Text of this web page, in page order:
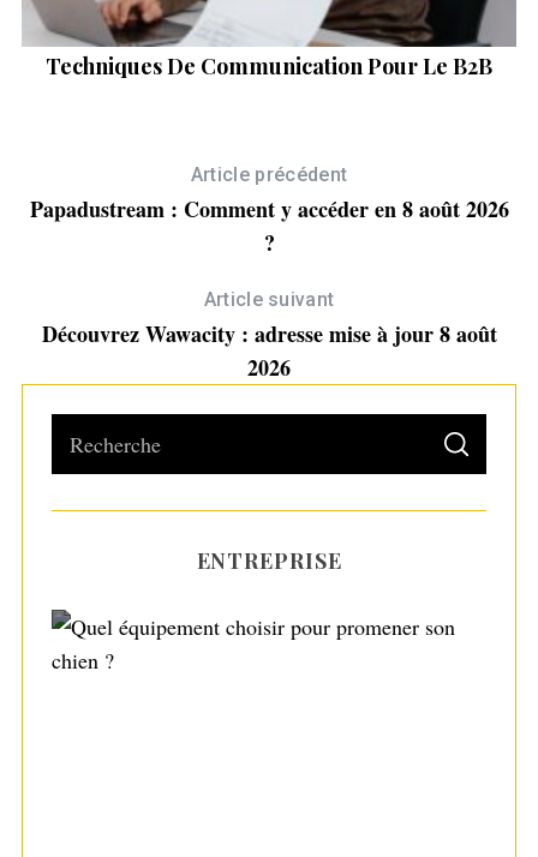
Techniques De Communication Pour Le B2B
Article précédent
Papadustream : Comment y accéder en 8 août 2026
?
Article suivant
Découvrez Wawacity : adresse mise à jour 8 août
2026
f
o
S
A
C
ENTREPRISE